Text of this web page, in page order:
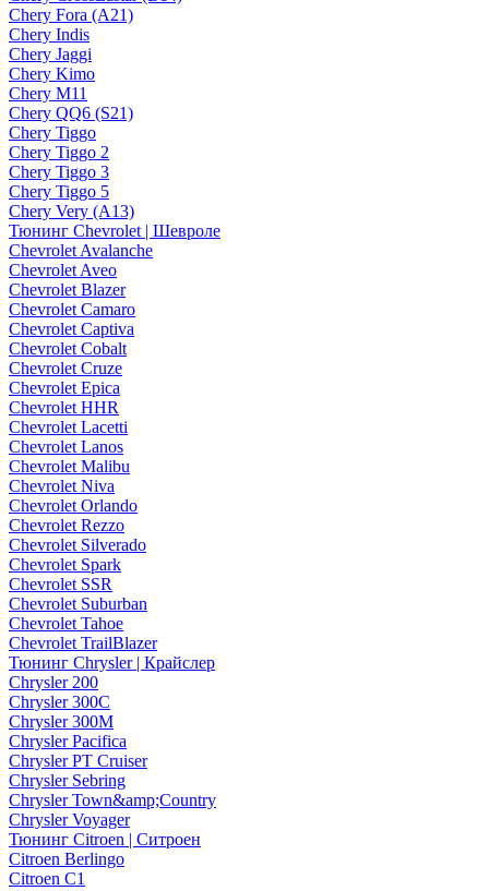
Chery Fora (A21)
Chery Indis
Chery Jaggi
Chery Kimo
Chery M11
Chery QQ6 (S21)
Chery Tiggo
Chery Tiggo 2
Chery Tiggo 3
Chery Tiggo 5
Chery Very (A13)
Тюнинг Chevrolet | Шевроле
Chevrolet Avalanche
Chevrolet Aveo
Chevrolet Blazer
Chevrolet Camaro
Chevrolet Captiva
Chevrolet Cobalt
Chevrolet Cruze
Chevrolet Epica
Chevrolet HHR
Chevrolet Lacetti
Chevrolet Lanos
Chevrolet Malibu
Chevrolet Niva
Chevrolet Orlando
Chevrolet Rezzo
Chevrolet Silverado
Chevrolet Spark
Chevrolet SSR
Chevrolet Suburban
Chevrolet Tahoe
Chevrolet TrailBlazer
Тюнинг Chrysler | Крайслер
Chrysler 200
Chrysler 300C
Chrysler 300M
Chrysler Pacifica
Chrysler PT Cruiser
Chrysler Sebring
Chrysler Town&amp;Country
Chrysler Voyager
Тюнинг Citroen | Ситроен
Citroen Berlingo
Citroen C1